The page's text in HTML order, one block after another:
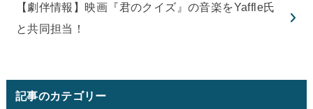
【劇伴情報】映画『君のクイズ』の音楽をYaffle氏
と共同担当！
記事のカテゴリー